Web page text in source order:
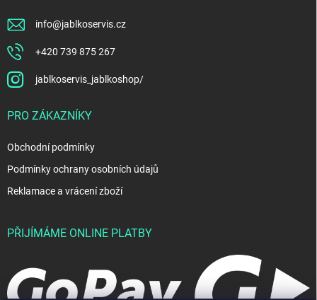
info@jablkoservis.cz
+420 739 875 267
jablkoservis_jablkoshop/
PRO ZÁKAZNÍKY
Obchodní podmínky
Podmínky ochrany osobních údajů
Reklamace a vrácení zboží
PŘIJÍMÁME ONLINE PLATBY